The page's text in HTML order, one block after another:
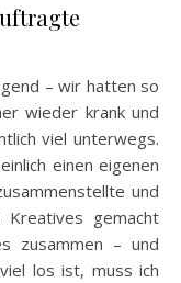
wieder krank und
viel unterwegs.
einen eigenen
und
gemacht
zusammen – und
los ist, muss ich